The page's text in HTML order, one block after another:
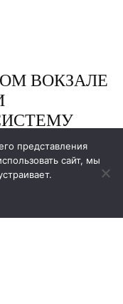
представления
сайт, мы